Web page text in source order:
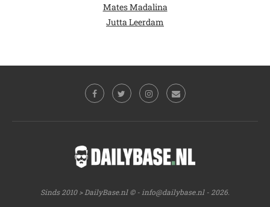
Mates Madalina
Jutta Leerdam
Sinds 2010 > DailyBase.nl © - info@dailybase.nl- 2026.